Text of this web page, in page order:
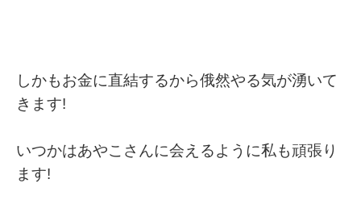
しかもお金に直結するから俄然やる気が湧いて
きます!
いつかはあやこさんに会えるように私も頑張り
ます!